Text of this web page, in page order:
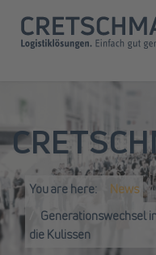
You are here:
News
Generationswechsel
die Kulissen